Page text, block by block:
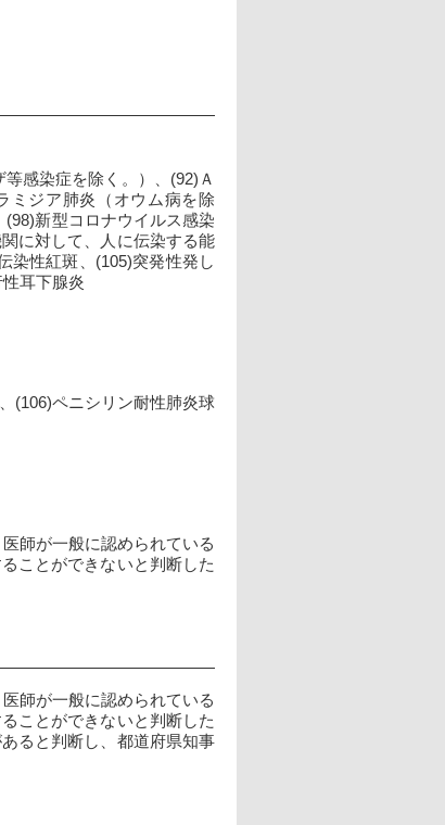
感染症を除く。）、(92)Ａ
ミジア肺炎（オウム病を除
新型コロナウイルス感染
に対して、人に伝染する能
染性紅斑、(105)突発性発し
耳下腺炎
(106)ペニシリン耐性肺炎球
師が一般に認められている
ことができないと判断した
師が一般に認められている
ことができないと判断した
ると判断し、都道府県知事